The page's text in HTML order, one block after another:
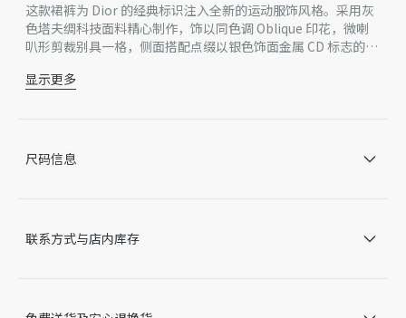
这款裙裤为 Dior 的经典标识注入全新的运动服饰风格。采用灰
色塔夫绸科技面料精心制作，饰以同色调 Oblique 印花，微喇
叭形剪裁别具一格，侧面搭配点缀以银色饰面金属 CD 标志的珍
侧面搭配点缀以银色饰面金属 CD 标志的珍珠母贝纽扣
意大利制造
显示更多
尺码信息
联系方式与店内库存